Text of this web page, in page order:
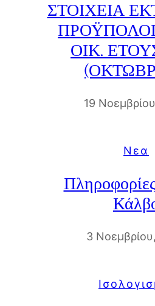
ΣΤΟΙΧΕΙΑ
ΟΙΚ.
19
Νεα
3